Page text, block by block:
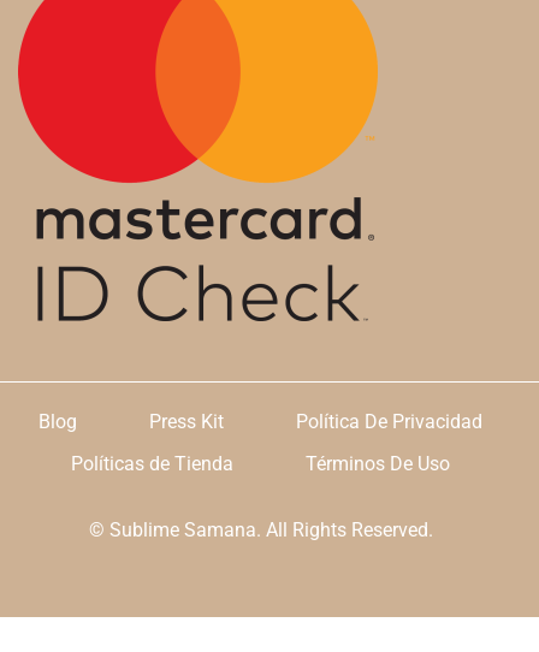
Blog Press Kit
Política De Privacidad
Políticas de Tienda
Términos De Uso
© Sublime Samana. All Rights Reserved.